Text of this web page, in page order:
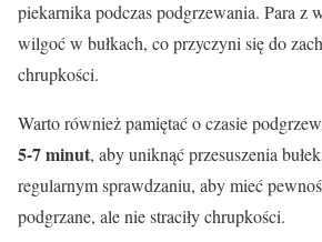
piekarnika podczas podgrzewania. Para z
wilgoć w bułkach, co przyczyni się do
chrupkości.
Warto również pamiętać o czasie
5-7 minut, aby uniknąć przesuszenia
regularnym sprawdzaniu, aby mieć
podgrzane, ale nie straciły chrupkości.